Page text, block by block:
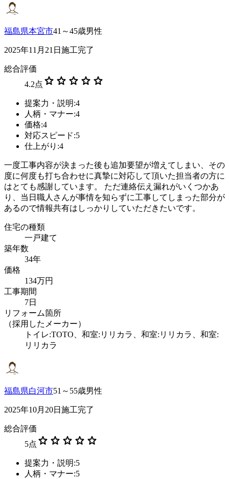
福島県本宮市41～45歳男性
2025年11月21日施工完了
総合評価
4.2点 star star star star star
提案力・説明:4
人柄・マナー:4
価格:4
対応スピード:5
仕上がり:4
一度工事内容が決まった後も追加要望が増えてしまい、その
度に何度も打ち合わせに真摯に対応して頂いた担当者の方に
はとても感謝しています。 ただ連絡伝え漏れがいくつかあ
り、当日職人さんが事情を知らずに工事してしまった部分が
あるので情報共有はしっかりしていただきたいです。
住宅の種類
一戸建て
築年数
34年
価格
134万円
工事期間
7日
リフォーム箇所
（採用したメーカー）
トイレ:TOTO、和室:リリカラ、和室:リリカラ、和室:
リリカラ
福島県白河市51～55歳男性
2025年10月20日施工完了
総合評価
5点 star star star star star
提案力・説明:5
人柄・マナー:5